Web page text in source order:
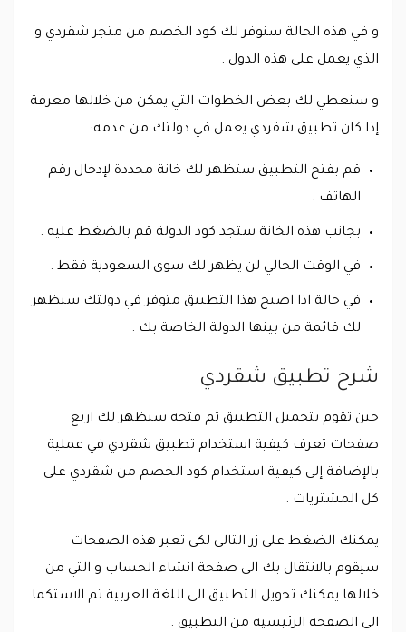
و في هذه الحالة سنوفر لك كود الخصم من متجر شقردي و
الذي يعمل على هذه الدول .
و سنعطي لك بعض الخطوات التي يمكن من خلالها معرفة
إذا كان تطبيق شقردي يعمل في دولتك من عدمه:
قم بفتح التطبيق ستظهر لك خانة محددة لإدخال رقم
الهاتف .
بجانب هذه الخانة ستجد كود الدولة قم بالضغط عليه .
في الوقت الحالي لن يظهر لك سوى السعودية فقط .
في حالة اذا اصبح هذا التطبيق متوفر في دولتك سيظهر
لك قائمة من بينها الدولة الخاصة بك .
شرح تطبيق شقردي
حين تقوم بتحميل التطبيق ثم فتحه سيظهر لك اربع
صفحات تعرف كيفية استخدام تطبيق شقردي في عملية
بالإضافة إلى كيفية استخدام كود الخصم من شقردي على
كل المشتريات .
يمكنك الضغط على زر التالي لكي تعبر هذه الصفحات
سيقوم بالانتقال بك الى صفحة انشاء الحساب و التي من
خلالها يمكنك تحويل التطبيق الى اللغة العربية ثم الاستكما
الى الصفحة الرئيسية من التطبيق .